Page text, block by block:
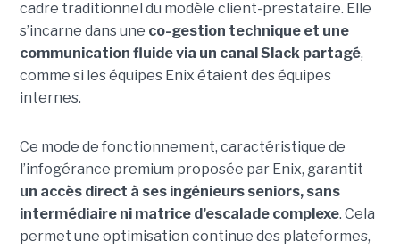
cadre traditionnel du modèle client-prestataire. Elle
s’incarne dans une co-gestion technique et une
communication fluide via un canal Slack partagé,
comme si les équipes Enix étaient des équipes
internes.
Ce mode de fonctionnement, caractéristique de
l’infogérance premium proposée par Enix, garantit
un accès direct à ses ingénieurs seniors, sans
intermédiaire ni matrice d’escalade complexe. Cela
permet une optimisation continue des plateformes,